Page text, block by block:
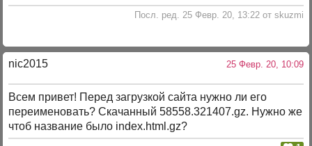
Посл. ред. 25 Февр. 20, 13:22 от skuzmi
nic2015 25 Февр. 20, 10:09
Всем привет! Перед загрузкой сайта нужно ли его
переименовать? Скачанный 58558.321407.gz. Нужно же
чтоб название было index.html.gz?